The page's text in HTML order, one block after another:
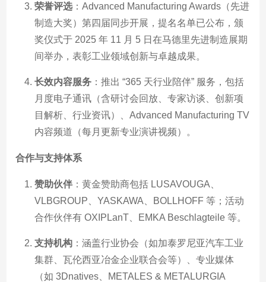
荣誉评选 ：Advanced Manufacturing Awards（先进
制造大奖）第四届同步开展，提名名单已公布，颁
奖仪式于 2025 年 11 月 5 日在马德里先进制造展期
间举办，表彰工业领域创新与卓越成果。
长效内容服务 ：推出 “365 天行业陪伴” 服务，包括
月度电子通讯（含研讨会回放、专家访谈、创新项
目解析、行业资讯）、Advanced Manufacturing TV
内容频道（每月更新专业演讲视频）。
合作与支持体系
赞助伙伴 ：黄金赞助商包括 LUSAVOUGA、
VLBGROUP、YASKAWA、BOLLHOFF 等；活动
合作伙伴有 OXIPLanT、EMKA Beschlagteile 等。
支持机构 ：涵盖行业协会（如加泰罗尼亚汽车工业
集群、瓦伦西亚冶金企业联合会等）、专业媒体
（如 3Dnatives、METALES & METALURGIA